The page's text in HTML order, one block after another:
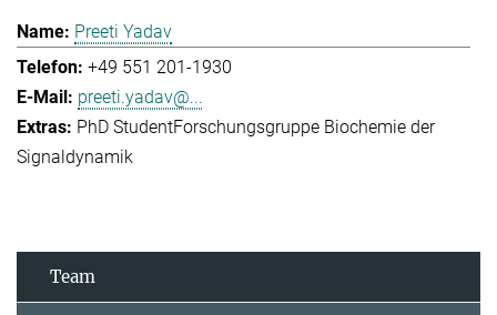
Preeti Yadav
+49 551 201-1930
preeti.yadav@...
PhD StudentForschungsgruppe Biochemie der
Signaldynamik
Team